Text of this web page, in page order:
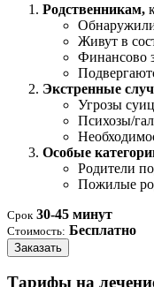
Родственникам,
Живут в
Финансово
Экстренные
Угрозы
Психозы/
Особые
Родители
Пожилые
Срок 30-45 минут
Стоимость: Бесплатно
Заказать
Тарифы на